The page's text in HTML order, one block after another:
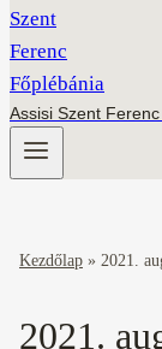
Assisi Szent
Kezdőlap » 2021.
2021.